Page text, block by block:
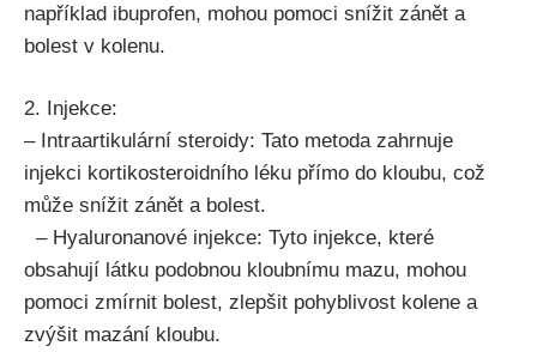
například ibuprofen, mohou pomoci snížit zánět ​a⁣
bolest v kolenu.
2. Injekce:
– Intraartikulární steroidy: Tato metoda zahrnuje
injekci kortikosteroidního léku přímo do kloubu, což
může snížit zánět a bolest.
⁣ ‍ – Hyaluronanové injekce: Tyto injekce, které
obsahují látku podobnou kloubnímu mazu, mohou
pomoci ⁣zmírnit bolest, zlepšit pohyblivost kolene a
zvýšit mazání kloubu.